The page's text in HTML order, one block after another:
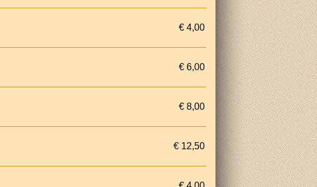
€ 4,00
€ 6,00
€ 8,00
€ 12,50